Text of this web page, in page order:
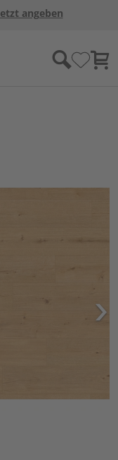
angeben